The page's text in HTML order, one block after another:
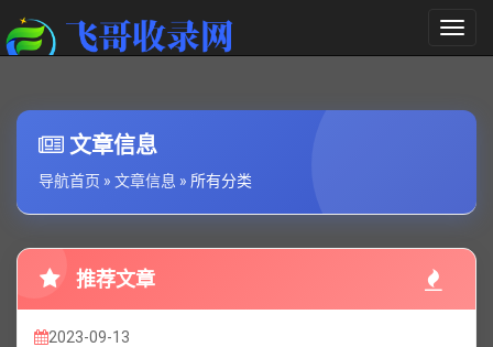
切
换
文章信息
导航首页 » 文章信息 » 所有分类
推荐文章
2023-09-13